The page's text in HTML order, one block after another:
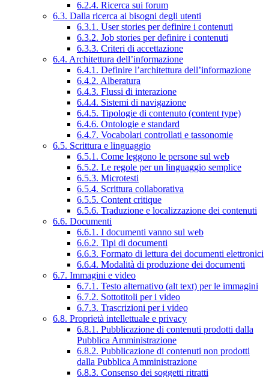
6.2.4. Ricerca sui forum
6.3. Dalla ricerca ai bisogni degli utenti
6.3.1. User stories per definire i contenuti
6.3.2. Job stories per definire i contenuti
6.3.3. Criteri di accettazione
6.4. Architettura dell’informazione
6.4.1. Definire l’architettura dell’informazione
6.4.2. Alberatura
6.4.3. Flussi di interazione
6.4.4. Sistemi di navigazione
6.4.5. Tipologie di contenuto (content type)
6.4.6. Ontologie e standard
6.4.7. Vocabolari controllati e tassonomie
6.5. Scrittura e linguaggio
6.5.1. Come leggono le persone sul web
6.5.2. Le regole per un linguaggio semplice
6.5.3. Microtesti
6.5.4. Scrittura collaborativa
6.5.5. Content critique
6.5.6. Traduzione e localizzazione dei contenuti
6.6. Documenti
6.6.1. I documenti vanno sul web
6.6.2. Tipi di documenti
6.6.3. Formato di lettura dei documenti elettronici
6.6.4. Modalità di produzione dei documenti
6.7. Immagini e video
6.7.1. Testo alternativo (alt text) per le immagini
6.7.2. Sottotitoli per i video
6.7.3. Trascrizioni per i video
6.8. Proprietà intellettuale e privacy
6.8.1. Pubblicazione di contenuti prodotti dalla
Pubblica Amministrazione
6.8.2. Pubblicazione di contenuti non prodotti
dalla Pubblica Amministrazione
6.8.3. Consenso dei soggetti ritratti